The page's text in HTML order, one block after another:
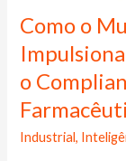
Como o
o
Industrial,
Como
Multimodal
RAG
Workflow
Impulsiona